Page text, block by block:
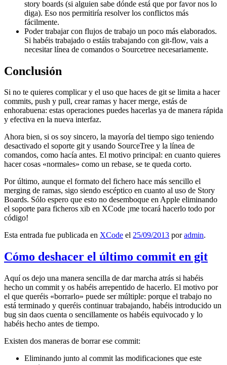
story boards (si alguien sabe dónde está que por favor nos lo
diga). Eso nos permitiría resolver los conflictos más
fácilmente.
Poder trabajar con flujos de trabajo un poco más elaborados.
Si habéis trabajado o estáis trabajando con git-flow, vais a
necesitar línea de comandos o Sourcetree necesariamente.
Conclusión
Si no te quieres complicar y el uso que haces de git se limita a hacer
commits, push y pull, crear ramas y hacer merge, estás de
enhorabuena: estas operaciones puedes hacerlas ya de manera rápida
y efectiva en la nueva interfaz.
Ahora bien, si os soy sincero, la mayoría del tiempo sigo teniendo
desactivado el soporte git y usando SourceTree y la línea de
comandos, como hacía antes. El motivo principal: en cuanto quieres
hacer cosas «normales» como un rebase, se te queda corto.
Por último, aunque el formato del fichero hace más sencillo el
merging de ramas, sigo siendo escéptico en cuanto al uso de Story
Boards. Sólo espero que esto no desemboque en Apple eliminando
el soporte para ficheros xib en XCode ¡me tocará hacerlo todo por
código!
Esta entrada fue publicada en XCode el 25/09/2013 poradmin.
Cómo deshacer el último commit en git
Aquí os dejo una manera sencilla de dar marcha atrás si habéis
hecho un commit y os habéis arrepentido de hacerlo. El motivo por
el que queréis «borrarlo» puede ser múltiple: porque el trabajo no
está terminado y queréis continuar trabajando, habéis introducido un
bug sin daos cuenta o sencillamente os habéis equivocado y lo
habéis hecho antes de tiempo.
Existen dos maneras de borrar ese commit:
Eliminando junto al commit las modificaciones que este